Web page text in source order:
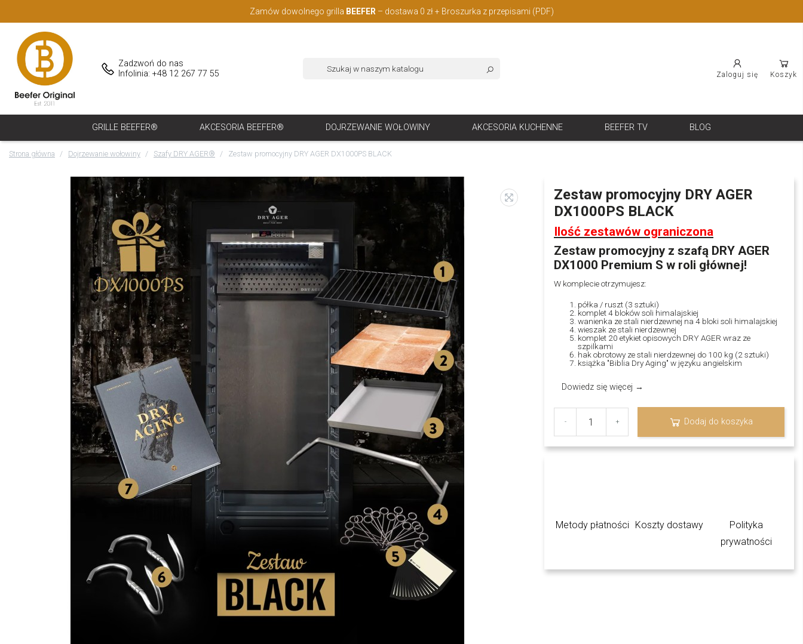
Zamów dowolnego grilla BEEFER – dostawa 0 zł + Broszurka z przepisami (PDF)
Zadzwoń do nas
Infolinia: +48 12 267 77 55
Zaloguj się Koszyk
GRILLE BEEFER® AKCESORIA BEEFER® DOJRZEWANIE WOŁOWINY AKCESORIA KUCHENNE BEEFER TV BLOG
Strona główna Dojrzewanie wołowiny Szafy DRY AGER® Zestaw promocyjny DRY AGER DX1000PS BLACK
Zestaw promocyjny DRY AGER
DX1000PS BLACK
Ilość zestawów ograniczona
Zestaw promocyjny z szafą DRY AGER
DX1000 Premium S w roli głównej!
W komplecie otrzymujesz:
półka / ruszt (3 sztuki)
komplet 4 bloków soli himalajskiej
wanienka ze stali nierdzewnej na 4 bloki soli himalajskiej
wieszak ze stali nierdzewnej
komplet 20 etykiet opisowych DRY AGER wraz ze
szpilkami
hak obrotowy ze stali nierdzewnej do 100 kg (2 sztuki)
książka "Biblia Dry Aging" w języku angielskim
Dowiedz się więcej →
- + Dodaj do koszyka
Metody płatności Koszty dostawy
Polityka
prywatności